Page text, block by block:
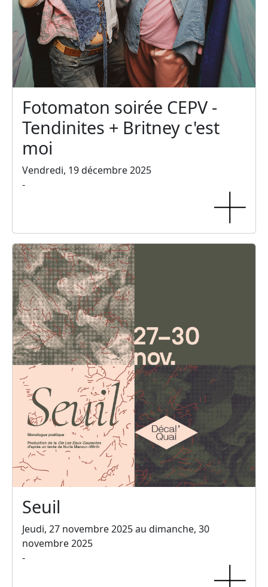
Fotomaton soirée CEPV -
Tendinites + Britney c'est
moi
Vendredi, 19 décembre 2025
-
Seuil
Jeudi, 27 novembre 2025 au dimanche, 30
novembre 2025
-